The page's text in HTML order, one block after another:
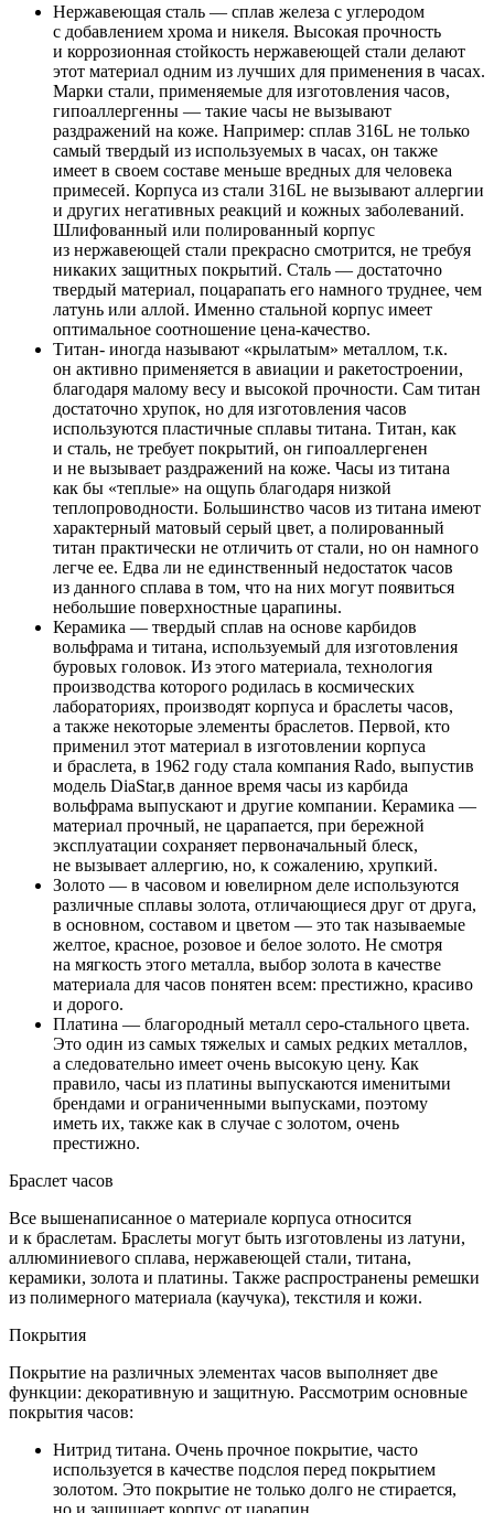
Нержавеющая сталь — сплав железа с углеродом
с добавлением хрома и никеля. Высокая прочность
и коррозионная стойкость нержавеющей стали делают
этот материал одним из лучших для применения в часах.
Марки стали, применяемые для изготовления часов,
гипоаллергенны — такие часы не вызывают
раздражений на коже. Например: сплав 316L не только
самый твердый из используемых в часах, он также
имеет в своем составе меньше вредных для человека
примесей. Корпуса из стали 316L не вызывают аллергии
и других негативных реакций и кожных заболеваний.
Шлифованный или полированный корпус
из нержавеющей стали прекрасно смотрится, не требуя
никаких защитных покрытий. Сталь — достаточно
твердый материал, поцарапать его намного труднее, чем
латунь или аллой. Именно стальной корпус имеет
оптимальное соотношение цена-качество.
Титан- иногда называют «крылатым» металлом, т.к.
он активно применяется в авиации и ракетостроении,
благодаря малому весу и высокой прочности. Сам титан
достаточно хрупок, но для изготовления часов
используются пластичные сплавы титана. Титан, как
и сталь, не требует покрытий, он гипоаллергенен
и не вызывает раздражений на коже. Часы из титана
как бы «теплые» на ощупь благодаря низкой
теплопроводности. Большинство часов из титана имеют
характерный матовый серый цвет, а полированный
титан практически не отличить от стали, но он намного
легче ее. Едва ли не единственный недостаток часов
из данного сплава в том, что на них могут появиться
небольшие поверхностные царапины.
Керамика — твердый сплав на основе карбидов
вольфрама и титана, используемый для изготовления
буровых головок. Из этого материала, технология
производства которого родилась в космических
лабораториях, производят корпуса и браслеты часов,
а также некоторые элементы браслетов. Первой, кто
применил этот материал в изготовлении корпуса
и браслета, в 1962 году стала компания Rado, выпустив
модель DiaStar,в данное время часы из карбида
вольфрама выпускают и другие компании. Керамика —
материал прочный, не царапается, при бережной
эксплуатации сохраняет первоначальный блеск,
не вызывает аллергию, но, к сожалению, хрупкий.
Золото — в часовом и ювелирном деле используются
различные сплавы золота, отличающиеся друг от друга,
в основном, составом и цветом — это так называемые
желтое, красное, розовое и белое золото. Не смотря
на мягкость этого металла, выбор золота в качестве
материала для часов понятен всем: престижно, красиво
и дорого.
Платина — благородный металл серо-стального цвета.
Это один из самых тяжелых и самых редких металлов,
а следовательно имеет очень высокую цену. Как
правило, часы из платины выпускаются именитыми
брендами и ограниченными выпусками, поэтому
иметь их, также как в случае с золотом, очень
престижно.
Браслет часов
Все вышенаписанное о материале корпуса относится
и к браслетам. Браслеты могут быть изготовлены из латуни,
аллюминиевого сплава, нержавеющей стали, титана,
керамики, золота и платины. Также распространены ремешки
из полимерного материала (каучука), текстиля и кожи.
Покрытия
Покрытие на различных элементах часов выполняет две
функции: декоративную и защитную. Рассмотрим основные
покрытия часов:
Нитрид титана. Очень прочное покрытие, часто
используется в качестве подслоя перед покрытием
золотом. Это покрытие не только долго не стирается,
но и защищает корпус от царапин.